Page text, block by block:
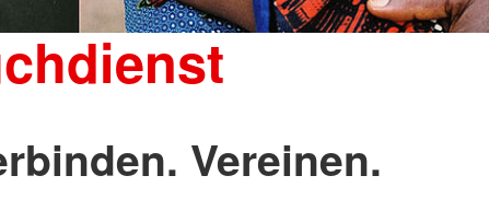
Vereinen.